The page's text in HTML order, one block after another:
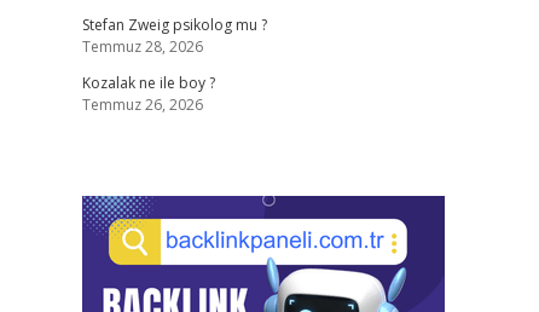
Stefan Zweig psikolog mu ?
Temmuz 28, 2026
Kozalak ne ile boy ?
Temmuz 26, 2026